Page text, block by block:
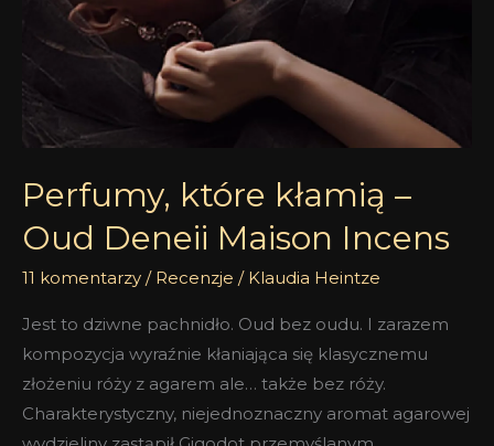
Perfumy, które kłamią –
Oud Deneii Maison Incens
11 komentarzy / Recenzje / Klaudia Heintze
Jest to dziwne pachnidło. Oud bez oudu. I zarazem
kompozycja wyraźnie kłaniająca się klasycznemu
złożeniu róży z agarem ale… także bez róży.
Charakterystyczny, niejednoznaczny aromat agarowej